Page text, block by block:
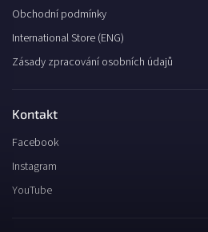
Obchodní podmínky
International Store (ENG)
Zásady zpracování osobních údajů
Kontakt
Facebook
Instagram
YouTube